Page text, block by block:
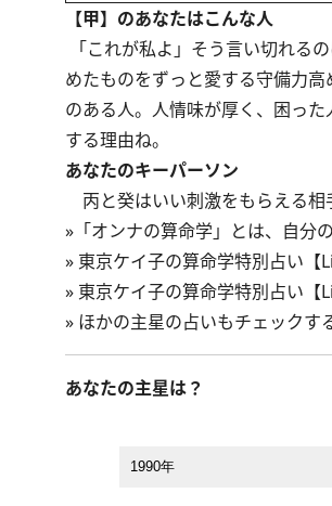
【甲】のあなたはこんな人
「これが私よ」そう言い切れる
めたものをずっと愛する守備力
のある人。人情味が厚く、困っ
する理由ね。
あなたのキーパーソン
丙と癸はいい刺激をもらえる相
» 「オンナの算命学」とは、自分
» 東京ケイ子の算命学特別占い【
» 東京ケイ子の算命学特別占い【
» ほかの主星の占いもチェックす
あなたの主星は？